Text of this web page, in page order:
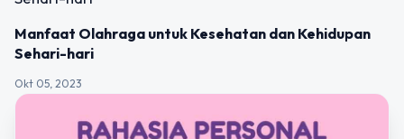
Manfaat Olahraga untuk Kesehatan dan Kehidupan
Sehari-hari
Okt 05, 2023